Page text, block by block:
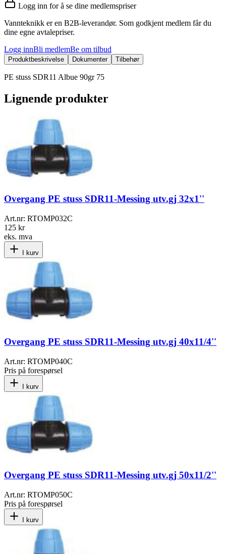
Logg inn for å se dine medlemspriser
Vannteknikk er en B2B-leverandør. Som godkjent medlem får du
dine egne avtalepriser.
Logg innBli medlemBe om tilbud
Produktbeskrivelse Dokumenter Tilbehør
PE stuss SDR11 Albue 90gr 75
Lignende produkter
Overgang PE stuss SDR11-Messing utv.gj 32x1''
Art.nr: RTOMP032C
125 kr
eks. mva
I kurv
Overgang PE stuss SDR11-Messing utv.gj 40x11/4''
Art.nr: RTOMP040C
Pris på forespørsel
I kurv
Overgang PE stuss SDR11-Messing utv.gj 50x11/2''
Art.nr: RTOMP050C
Pris på forespørsel
I kurv